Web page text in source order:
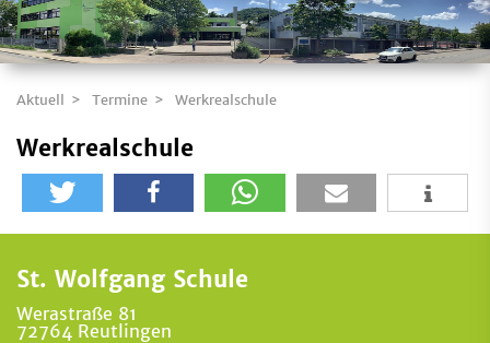
Aktuell Termine Werkrealschule
Werkrealschule
St. Wolfgang Schule
Werastraße 81
72764 Reutlingen